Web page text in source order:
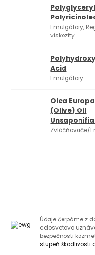
Emulgátory,
viskozity
Acid
Emulgátory
Olea
(Olive) Oil
Zvláčňovače/
Údaje čerpáme z
celosvetovo
bezpečnosti
stupeň škodlivosti